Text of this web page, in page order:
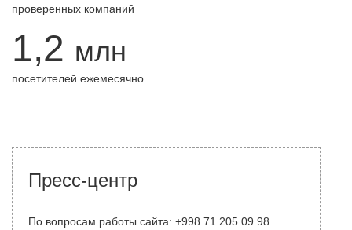
проверенных компаний
1,2 млн
посетителей ежемесячно
Пресс-центр
По вопросам работы сайта: +998 71 205 09 98